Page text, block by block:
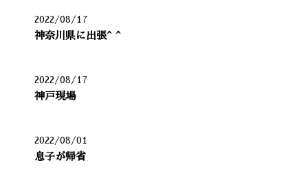
2022/08/17
神奈川県に出張^ ^
2022/08/17
神戸現場
2022/08/01
息子が帰省